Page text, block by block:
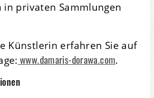
in privaten Sammlungen
Künstlerin erfahren Sie auf
www.damaris-dorawa.com.